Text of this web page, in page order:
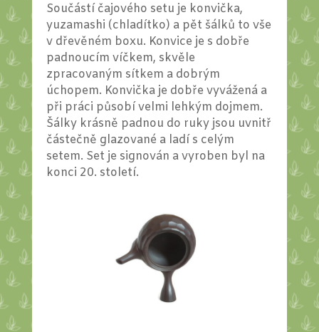
Součástí čajového setu je konvička,
yuzamashi (chladítko) a pět šálků to vše
v dřevěném boxu. Konvice je s dobře
padnoucím víčkem, skvěle
zpracovaným sítkem a dobrým
úchopem. Konvička je dobře vyvážená a
při práci působí velmi lehkým dojmem.
Šálky krásně padnou do ruky jsou uvnitř
částečně glazované a ladí s celým
setem. Set je signován a vyroben byl na
konci 20. století.